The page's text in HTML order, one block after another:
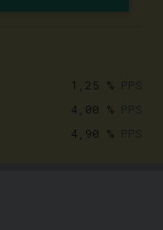
1,25 %
4,00 %
4,90 %